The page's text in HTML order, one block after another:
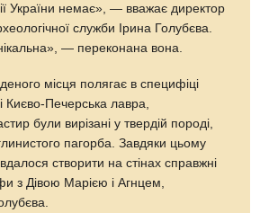
України немає», — вважає директор
служби Ірина Голубєва.
— переконана вона.
місця полягає в специфіці
Києво-Печерська лавра,
були вирізані у твердій породі,
пагорба. Завдяки цьому
створити на стінах справжні
з Дівою Марією і Агнцем,